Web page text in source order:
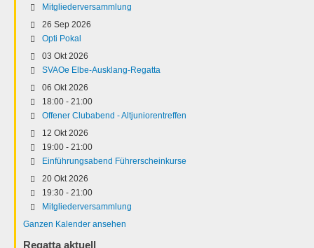
Mitgliederversammlung
26 Sep 2026
Opti Pokal
03 Okt 2026
SVAOe Elbe-Ausklang-Regatta
06 Okt 2026
18:00 - 21:00
Offener Clubabend - Altjuniorentreffen
12 Okt 2026
19:00 - 21:00
Einführungsabend Führerscheinkurse
20 Okt 2026
19:30 - 21:00
Mitgliederversammlung
Ganzen Kalender ansehen
Regatta aktuell